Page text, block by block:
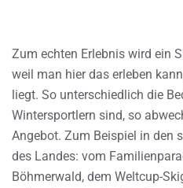
Zum echten Erlebnis wird ein
weil man hier das erleben
liegt. So unterschiedlich die
Wintersportlern sind, so
Angebot. Zum Beispiel in den
des Landes: vom
Böhmerwald, dem Weltcup-